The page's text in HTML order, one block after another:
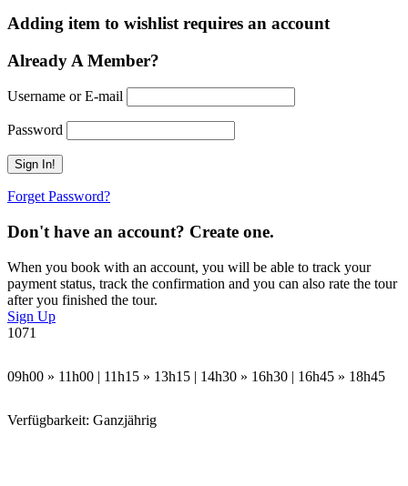
Adding item to wishlist requires an account
Already A Member?
Username or E-mail
Password
Forget Password?
Don't have an account? Create one.
When you book with an account, you will be able to track your
payment status, track the confirmation and you can also rate the tour
after you finished the tour.
Sign Up
1071
09h00 » 11h00 | 11h15 » 13h15 | 14h30 » 16h30 | 16h45 » 18h45
Verfügbarkeit: Ganzjährig